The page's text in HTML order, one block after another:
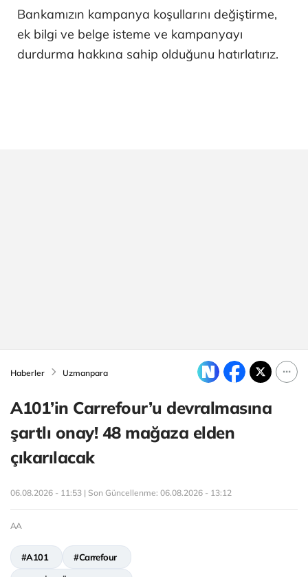
​Bankamızın kampanya koşullarını değiştirme,
ek bilgi ve belge isteme ve kampanyayı
durdurma hakkına sahip olduğunu hatırlatırız.
Haberler Uzmanpara
A101’in Carrefour’u devralmasına
şartlı onay! 48 mağaza elden
çıkarılacak
06.08.2026 - 11:53 | Son Güncellenme: 06.08.2026 - 13:12
AA
#A101 #Carrefour